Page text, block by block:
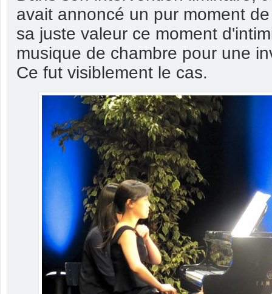
avait annoncé un pur moment
sa juste valeur ce moment
musique de chambre pour une
Ce fut visiblement le cas.